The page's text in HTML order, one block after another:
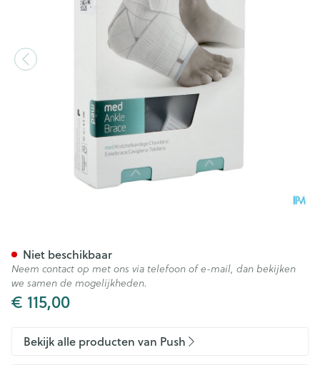
€ 115,00
Niet beschikbaar
Neem contact op met ons via telefoon of e-mail, dan bekijken
we samen de mogelijkheden.
Bekijk alle producten van Push